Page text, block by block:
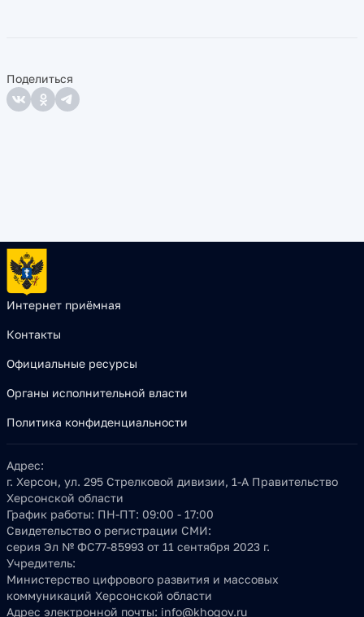
Поделиться
Интернет приёмная
Контакты
Официальные ресурсы
Органы исполнительной власти
Политика конфиденциальности
Адрес:
г. Херсон, ул. 295 Стрелковой дивизии, 1-А Правительство
Херсонской области
График работы: ПН-ПТ: 09:00 - 17:00
Свидетельство о регистрации СМИ:
серия Эл № ФС77-85993 от 11 сентября 2023 г.
Учредитель:
Министерство цифрового развития и массовых
коммуникаций Херсонской области
Адрес электронной почты: info@khogov.ru